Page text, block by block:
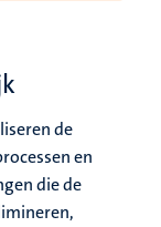
de
en
die de